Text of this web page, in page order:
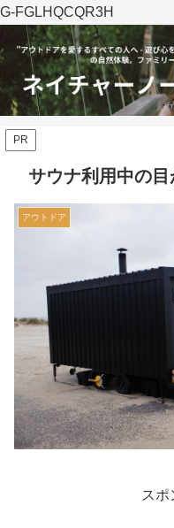
G-FGLHQCQR3H
PR
サウナ利用中の
アウトドア
スポ